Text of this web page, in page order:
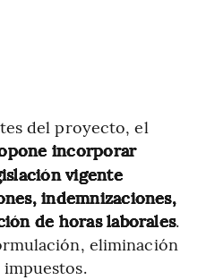
del proyecto, el
incorporar
vigente
indemnizaciones,
de horas laborales.
eliminación